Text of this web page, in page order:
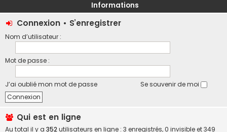
Informations
Connexion • S’enregistrer
Nom d’utilisateur :
Mot de passe :
J’ai oublié mon mot de passe Se souvenir de moi
Qui est en ligne
Au total il y a 352utilisateurs en ligne : 3 enregistrés, 0 invisible et 349